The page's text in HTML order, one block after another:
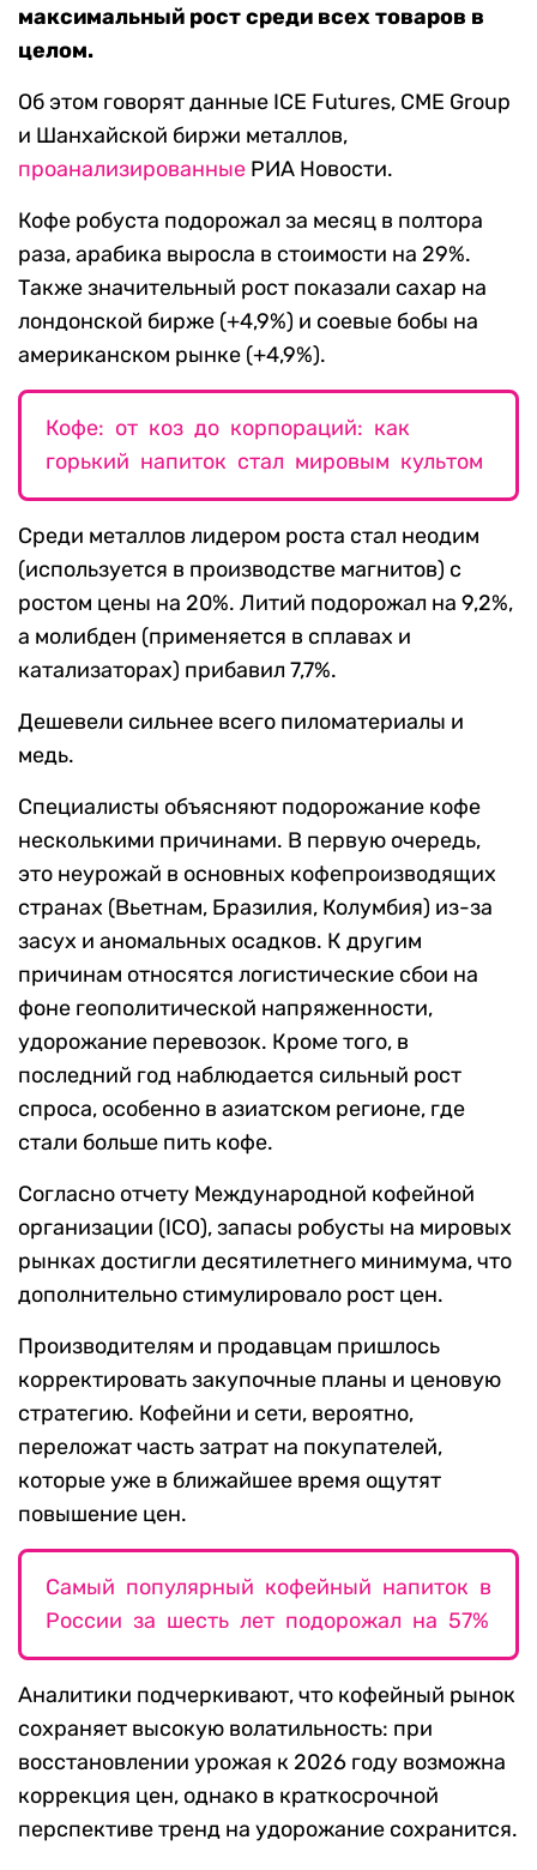
максимальный рост среди всех товаров в
целом.
Об этом говорят данные ICE Futures, CME Group
и Шанхайской биржи металлов,
проанализированные РИА Новости.
Кофе робуста подорожал за месяц в полтора
раза, арабика выросла в стоимости на 29%.
Также значительный рост показали сахар на
лондонской бирже (+4,9%) и соевые бобы на
американском рынке (+4,9%).
Кофе: от коз до корпораций: как
горький напиток стал мировым культом
Среди металлов лидером роста стал неодим
(используется в производстве магнитов) с
ростом цены на 20%. Литий подорожал на 9,2%,
а молибден (применяется в сплавах и
катализаторах) прибавил 7,7%.
Дешевели сильнее всего пиломатериалы и
медь.
Специалисты объясняют подорожание кофе
несколькими причинами. В первую очередь,
это неурожай в основных кофепроизводящих
странах (Вьетнам, Бразилия, Колумбия) из-за
засух и аномальных осадков. К другим
причинам относятся логистические сбои на
фоне геополитической напряженности,
удорожание перевозок. Кроме того, в
последний год наблюдается сильный рост
спроса, особенно в азиатском регионе, где
стали больше пить кофе.
Согласно отчету Международной кофейной
организации (ICO), запасы робусты на мировых
рынках достигли десятилетнего минимума, что
дополнительно стимулировало рост цен.
Производителям и продавцам пришлось
корректировать закупочные планы и ценовую
стратегию. Кофейни и сети, вероятно,
переложат часть затрат на покупателей,
которые уже в ближайшее время ощутят
повышение цен.
Самый популярный кофейный напиток в
России за шесть лет подорожал на 57%
Аналитики подчеркивают, что кофейный рынок
сохраняет высокую волатильность: при
восстановлении урожая к 2026 году возможна
коррекция цен, однако в краткосрочной
перспективе тренд на удорожание сохранится.